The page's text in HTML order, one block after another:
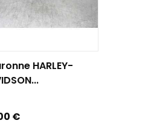
HARLEY-
€